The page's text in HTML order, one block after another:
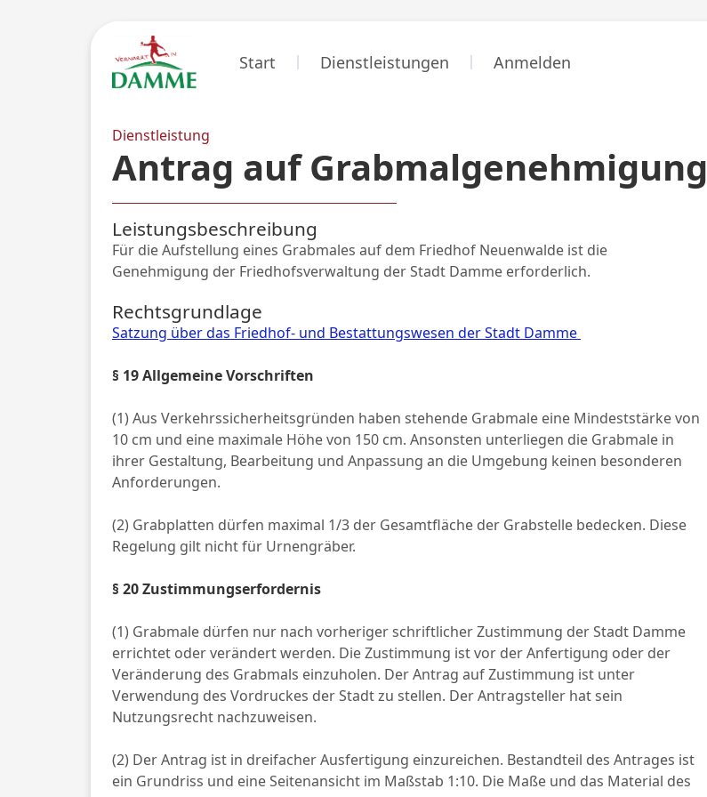
Start Dienstleistungen Anmelden
Dienstleistung
Antrag auf Grabmalgenehmigung
Leistungsbeschreibung
Für die Aufstellung eines Grabmales auf dem Friedhof Neuenwalde ist die
Genehmigung der Friedhofsverwaltung der Stadt Damme erforderlich.
Rechtsgrundlage
Satzung über das Friedhof- und Bestattungswesen der Stadt Damme
§ 19 Allgemeine Vorschriften
(1) Aus Verkehrssicherheitsgründen haben stehende Grabmale eine Mindeststärke von
10 cm und eine maximale Höhe von 150 cm. Ansonsten unterliegen die Grabmale in
ihrer Gestaltung, Bearbeitung und Anpassung an die Umgebung keinen besonderen
Anforderungen.
(2) Grabplatten dürfen maximal 1/3 der Gesamtfläche der Grabstelle bedecken. Diese
Regelung gilt nicht für Urnengräber.
§ 20 Zustimmungserfordernis
(1) Grabmale dürfen nur nach vorheriger schriftlicher Zustimmung der Stadt Damme
errichtet oder verändert werden. Die Zustimmung ist vor der Anfertigung oder der
Veränderung des Grabmals einzuholen. Der Antrag auf Zustimmung ist unter
Verwendung des Vordruckes der Stadt zu stellen. Der Antragsteller hat sein
Nutzungsrecht nachzuweisen.
(2) Der Antrag ist in dreifacher Ausfertigung einzureichen. Bestandteil des Antrages ist
ein Grundriss und eine Seitenansicht im Maßstab 1:10. Die Maße und das Material des